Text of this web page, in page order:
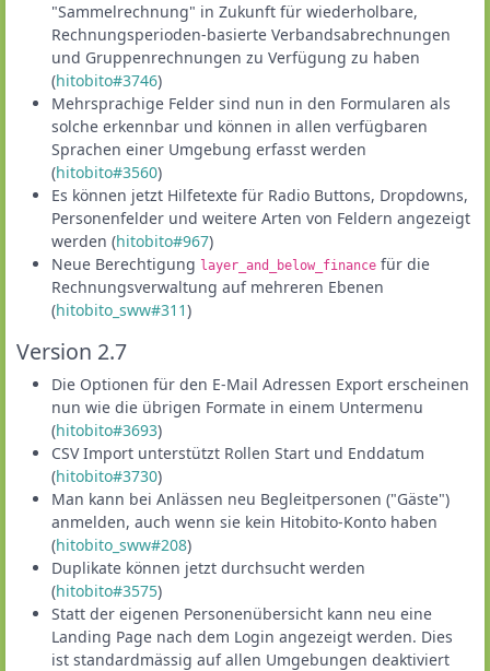
"Sammelrechnung" in Zukunft für wiederholbare,
Rechnungsperioden-basierte Verbandsabrechnungen
und Gruppenrechnungen zu Verfügung zu haben
(hitobito#3746)
Mehrsprachige Felder sind nun in den Formularen als
solche erkennbar und können in allen verfügbaren
Sprachen einer Umgebung erfasst werden
(hitobito#3560)
Es können jetzt Hilfetexte für Radio Buttons, Dropdowns,
Personenfelder und weitere Arten von Feldern angezeigt
werden (hitobito#967)
Neue Berechtigung layer_and_below_finance für die
Rechnungsverwaltung auf mehreren Ebenen
(hitobito_sww#311)
Version 2.7
Die Optionen für den E-Mail Adressen Export erscheinen
nun wie die übrigen Formate in einem Untermenu
(hitobito#3693)
CSV Import unterstützt Rollen Start und Enddatum
(hitobito#3730)
Man kann bei Anlässen neu Begleitpersonen ("Gäste")
anmelden, auch wenn sie kein Hitobito-Konto haben
(hitobito_sww#208)
Duplikate können jetzt durchsucht werden
(hitobito#3575)
Statt der eigenen Personenübersicht kann neu eine
Landing Page nach dem Login angezeigt werden. Dies
ist standardmässig auf allen Umgebungen deaktiviert